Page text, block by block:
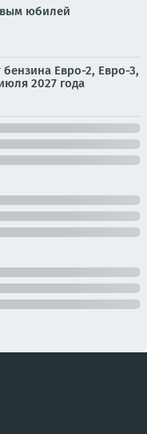
юбилей
Евро-2, Евро-3,
2027 года